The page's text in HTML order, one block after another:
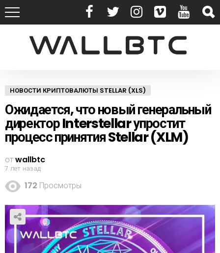
НОВОСТИ КРИПТОВАЛЮТЫ STELLAR (XLS)
Ожидается, что новый генеральный
директор Interstellar упростит
процесс принятия Stellar (XLM)
отwallbtc
7 лет назад
172 Просмотры